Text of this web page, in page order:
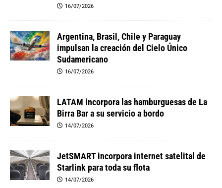
16/07/2026
Argentina, Brasil, Chile y Paraguay
impulsan la creación del Cielo Único
Sudamericano
16/07/2026
LATAM incorpora las hamburguesas de La
Birra Bar a su servicio a bordo
14/07/2026
JetSMART incorpora internet satelital de
Starlink para toda su flota
14/07/2026